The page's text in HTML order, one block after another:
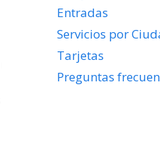
Entradas
Servicios por
Tarjetas
Preguntas